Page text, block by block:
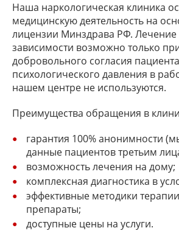
Наша наркологическая клиника
медицинскую деятельность на
лицензии Минздрава РФ. Лечение
зависимости возможно только
добровольного согласия
психологического давления в
нашем центре не используются.
Преимущества обращения в
гарантия 100% анонимности
данные пациентов третьим
возможность лечения на дому;
комплексная диагностика в
эффективные методики
препараты;
доступные цены на услуги.